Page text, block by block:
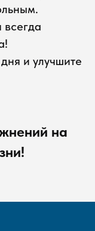
всегда
и улучшите
на